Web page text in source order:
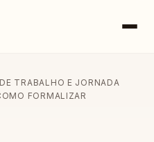
TRABALHO E JORNADA
FORMALIZAR